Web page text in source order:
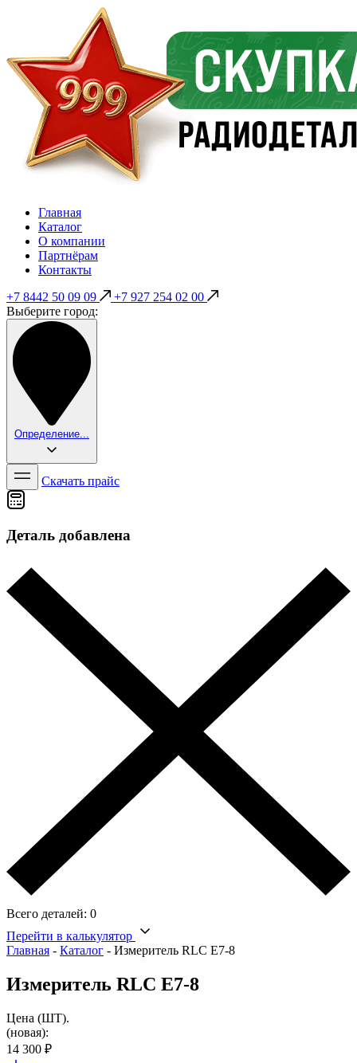
Главная
Каталог
О компании
Партнёрам
Контакты
+7 8442 50 09 09
+7 927 254 02 00
Выберите город:
Определение...
Скачать прайс
Деталь добавлена
Всего деталей: 0
Перейти в калькулятор
Главная - Каталог - Измеритель RLC Е7-8
Измеритель RLC Е7-8
Цена (ШТ).
(новая):
14 300 ₽